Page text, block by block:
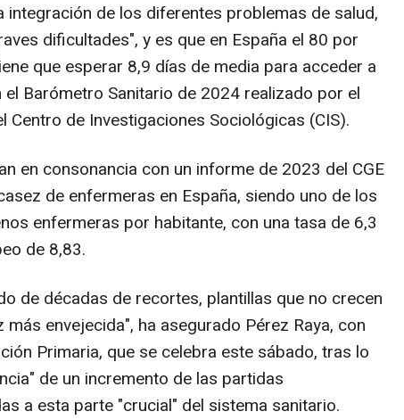
integración de los diferentes problemas de salud,
dificultades", y es que en España el 80 por
que esperar 8,9 días de media para acceder a
Barómetro Sanitario de 2024 realizado por el
Centro de Investigaciones Sociológicas (CIS).
en consonancia con un informe de 2023 del CGE
de enfermeras en España, siendo uno de los
enfermeras por habitante, con una tasa de 6,3
de 8,83.
de décadas de recortes, plantillas que no crecen
envejecida", ha asegurado Pérez Raya, con
Primaria, que se celebra este sábado, tras lo
de un incremento de las partidas
a esta parte "crucial" del sistema sanitario.